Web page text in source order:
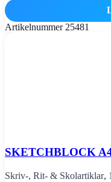
Artikelnummer 25481
SKETCHBLOCK
Skriv-, Rit- & Skolartiklar,